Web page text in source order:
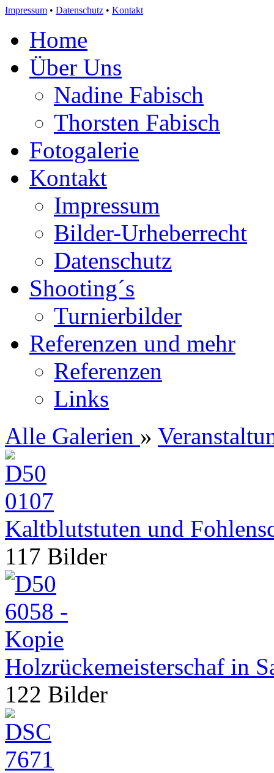
Impressum • Datenschutz • Kontakt
Home
Über Uns
Nadine Fabisch
Thorsten Fabisch
Fotogalerie
Kontakt
Impressum
Bilder-Urheberrecht
Datenschutz
Shooting´s
Turnierbilder
Referenzen und mehr
Referenzen
Links
Alle Galerien »
Kaltblutstuten und
117 Bilder
Holzrückemeisterschaf in
122 Bilder